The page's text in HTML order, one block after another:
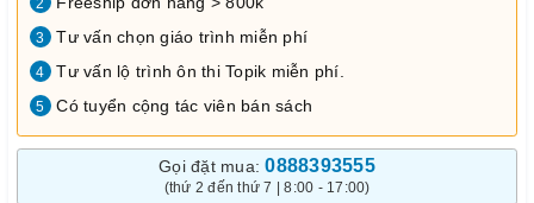
3 Tư vấn chọn giáo trình miễn phí
4 Tư vấn lộ trình ôn thi Topik miễn phí.
5 Có tuyển cộng tác viên bán sách
Gọi đặt mua:0888393555
(thứ 2 đến thứ 7 | 8:00 - 17:00)